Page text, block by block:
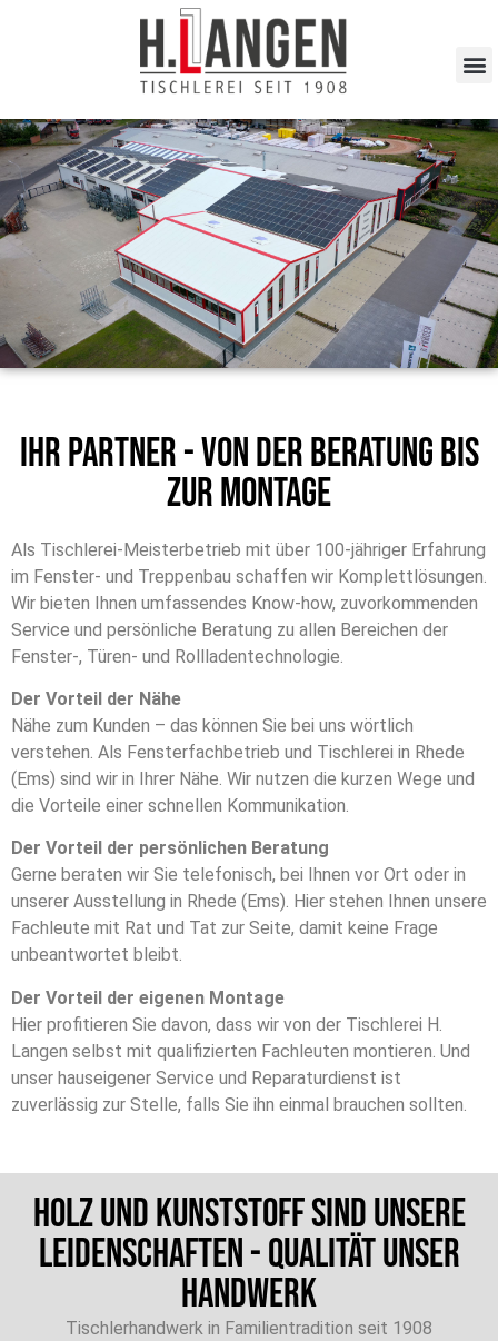
Ihr Partner - von der Beratung bis
zur Montage
Als Tischlerei-Meisterbetrieb mit über 100-jähriger Erfahrung
im Fenster- und Treppenbau schaffen wir Komplettlösungen.
Wir bieten Ihnen umfassendes Know-how, zuvorkommenden
Service und persönliche Beratung zu allen Bereichen der
Fenster-, Türen- und Rollladentechnologie.
Der Vorteil der Nähe
Nähe zum Kunden – das können Sie bei uns wörtlich
verstehen. Als Fensterfachbetrieb und Tischlerei in Rhede
(Ems) sind wir in Ihrer Nähe. Wir nutzen die kurzen Wege und
die Vorteile einer schnellen Kommunikation.
Der Vorteil der persönlichen Beratung
Gerne beraten wir Sie telefonisch, bei Ihnen vor Ort oder in
unserer Ausstellung in Rhede (Ems). Hier stehen Ihnen unsere
Fachleute mit Rat und Tat zur Seite, damit keine Frage
unbeantwortet bleibt.
Der Vorteil der eigenen Montage
Hier profitieren Sie davon, dass wir von der Tischlerei H.
Langen selbst mit qualifizierten Fachleuten montieren. Und
unser hauseigener Service und Reparaturdienst ist
zuverlässig zur Stelle, falls Sie ihn einmal brauchen sollten.
Holz und Kunststoff sind unsere
Leidenschaften - Qualität unser
Handwerk
Tischlerhandwerk in Familientradition seit 1908